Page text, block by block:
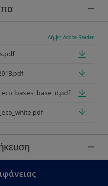
Λήψη Adobe Reader